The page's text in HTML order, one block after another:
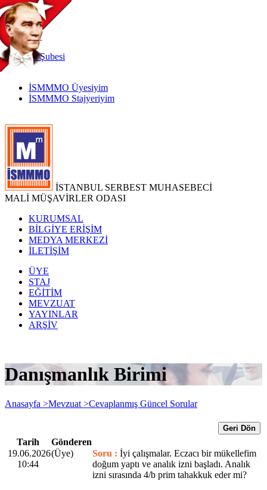
TR
|
EN
İnternetŞubesi
İSMMMO Üyesiyim
İSMMMO Stajyeriyim
İSTANBUL SERBEST MUHASEBECİ
MALİ MÜŞAVİRLER ODASI
KURUMSAL
BİLGİYE ERİŞİM
MEDYA MERKEZİ
İLETİŞİM
ÜYE
STAJ
EĞİTİM
MEVZUAT
YAYINLAR
ARŞİV
Danışmanlık Birimi
Anasayfa >Mevzuat >Cevaplanmış Güncel Sorular
Geri Dön
Tarih
Gönderen
19.06.2026
10:44
(Üye) Soru : İyi çalışmalar. Eczacı bir mükellefim
doğum yaptı ve analık izni başladı. Analık
izni sırasında 4/b prim tahakkuk eder mi?